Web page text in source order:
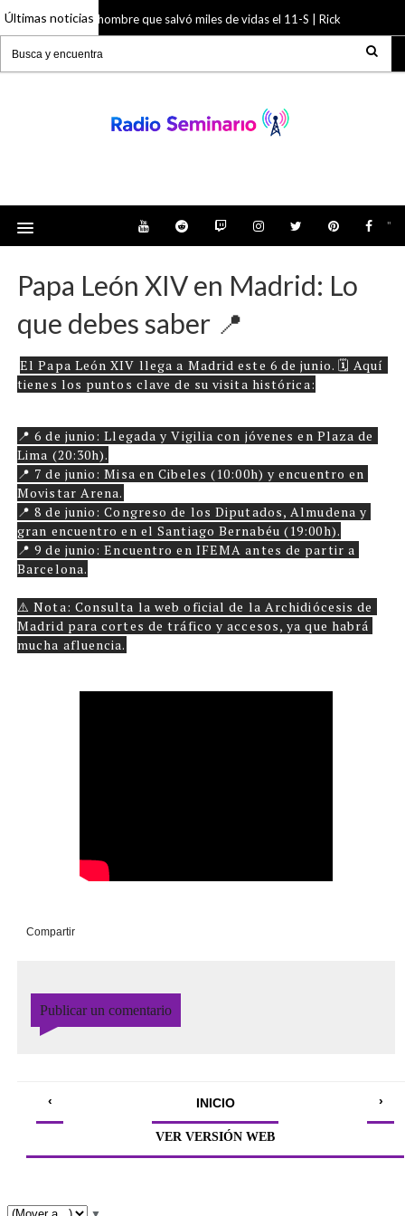
Últimas noticias
15 Jun 2026 El hombre que salvó miles de vidas el 11-S | Rick Rescorla
"
Papa León XIV en Madrid: Lo
que debes saber 📍
El Papa León XIV llega a Madrid este 6 de junio. 🗓️ Aquí
tienes los puntos clave de su visita histórica:
📍 6 de junio: Llegada y Vigilia con jóvenes en Plaza de
Lima (20:30h).
📍 7 de junio: Misa en Cibeles (10:00h) y encuentro en
Movistar Arena.
📍 8 de junio: Congreso de los Diputados, Almudena y
gran encuentro en el Santiago Bernabéu (19:00h).
📍 9 de junio: Encuentro en IFEMA antes de partir a
Barcelona.
⚠️ Nota: Consulta la web oficial de la Archidiócesis de
Madrid para cortes de tráfico y accesos, ya que habrá
mucha afluencia.
Compartir
Publicar un comentario
‹ ›
INICIO
VER VERSIÓN WEB